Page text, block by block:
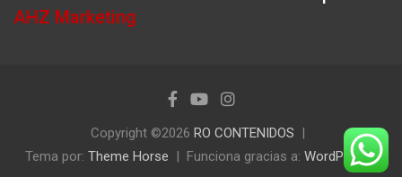
AHZ Marketing
Copyright ©2026 RO CONTENIDOS
Tema por: Theme Horse Funciona gracias a: WordPress